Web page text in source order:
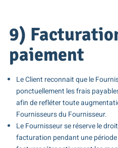
9)
paiement
Le Client reconnait que le
ponctuellement les frais
afin de refléter toute
Fournisseurs du Fournisseur.
Le Fournisseur se réserve le
facturation pendant une